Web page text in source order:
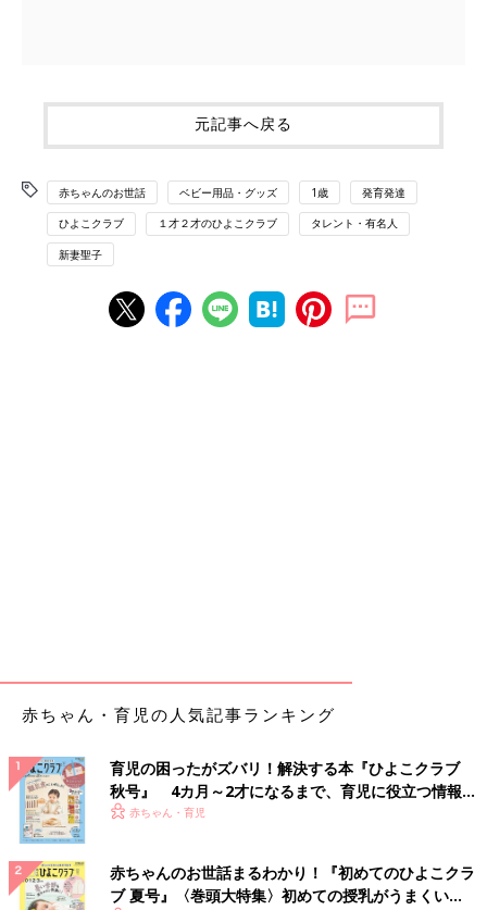
元記事へ戻る
赤ちゃんのお世話 ベビー用品・グッズ 1歳 発育発達
ひよこクラブ １才２才のひよこクラブ タレント・有名人
新妻聖子
赤ちゃん・育児の人気記事ランキング
育児の困ったがズバリ！解決する本『ひよこクラブ
秋号』 4カ月～2才になるまで、育児に役立つ情報が
いっぱい！
赤ちゃん・育児
赤ちゃんのお世話まるわかり！『初めてのひよこクラ
ブ 夏号』〈巻頭大特集〉初めての授乳がうまくい